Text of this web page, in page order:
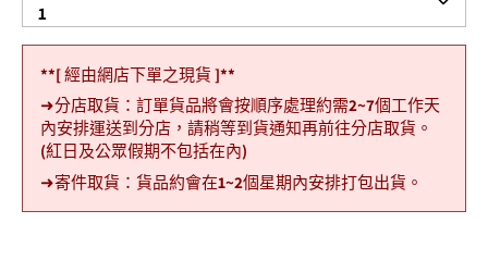
Quantity
1
**[ 經由網店下單之現貨 ]**
➜分店取貨：訂單貨品將會按順序處理約需2~7個工作天
內安排運送到分店，請稍等到貨通知再前往分店取貨。
(紅日及公眾假期不包括在內)
➜寄件取貨：貨品約會在1~2個星期內安排打包出貨。